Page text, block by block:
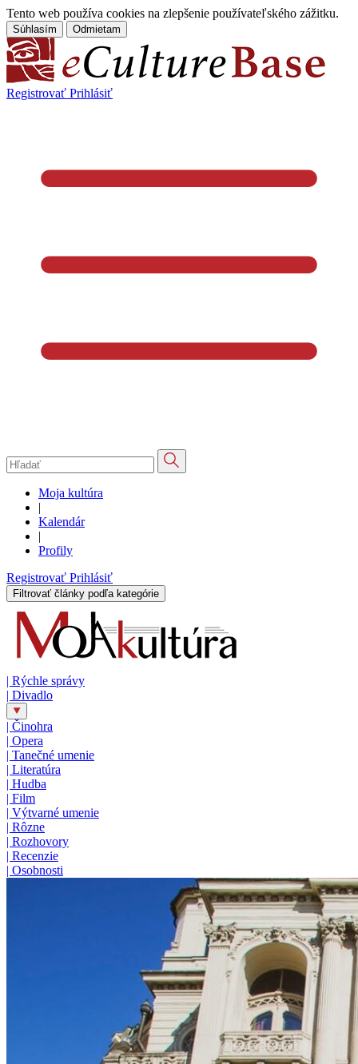
Tento web používa cookies na zlepšenie používateľského zážitku.
Súhlasím Odmietam
Registrovať Prihlásiť
Moja kultúra
|
Kalendár
|
Profily
Registrovať Prihlásiť
Filtrovať články podľa kategórie
| Rýchle správy
| Divadlo
| Činohra
| Opera
| Tanečné umenie
| Literatúra
| Hudba
| Film
| Výtvarné umenie
| Rôzne
| Rozhovory
| Recenzie
| Osobnosti